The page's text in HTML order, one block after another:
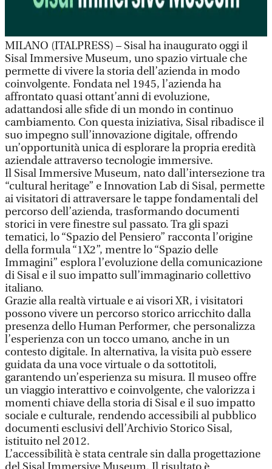
MILANO (ITALPRESS) – Sisal ha inaugurato oggi il
Sisal Immersive Museum, uno spazio virtuale che
permette di vivere la storia dell’azienda in modo
coinvolgente. Fondata nel 1945, l’azienda ha
affrontato quasi ottant’anni di evoluzione,
adattandosi alle sfide di un mondo in continuo
cambiamento. Con questa iniziativa, Sisal ribadisce il
suo impegno sull’innovazione digitale, offrendo
un’opportunità unica di esplorare la propria eredità
aziendale attraverso tecnologie immersive.
Il Sisal Immersive Museum, nato dall’intersezione tra
“cultural heritage” e Innovation Lab di Sisal, permette
ai visitatori di attraversare le tappe fondamentali del
percorso dell’azienda, trasformando documenti
storici in vere finestre sul passato. Tra gli spazi
tematici, lo “Spazio del Pensiero” racconta l’origine
della formula “1X2”, mentre lo “Spazio delle
Immagini” esplora l’evoluzione della comunicazione
di Sisal e il suo impatto sull’immaginario collettivo
italiano.
Grazie alla realtà virtuale e ai visori XR, i visitatori
possono vivere un percorso storico arricchito dalla
presenza dello Human Performer, che personalizza
l’esperienza con un tocco umano, anche in un
contesto digitale. In alternativa, la visita può essere
guidata da una voce virtuale o da sottotitoli,
garantendo un’esperienza su misura. Il museo offre
un viaggio interattivo e coinvolgente, che valorizza i
momenti chiave della storia di Sisal e il suo impatto
sociale e culturale, rendendo accessibili al pubblico
documenti esclusivi dell’Archivio Storico Sisal,
istituito nel 2012.
L’accessibilità è stata centrale sin dalla progettazione